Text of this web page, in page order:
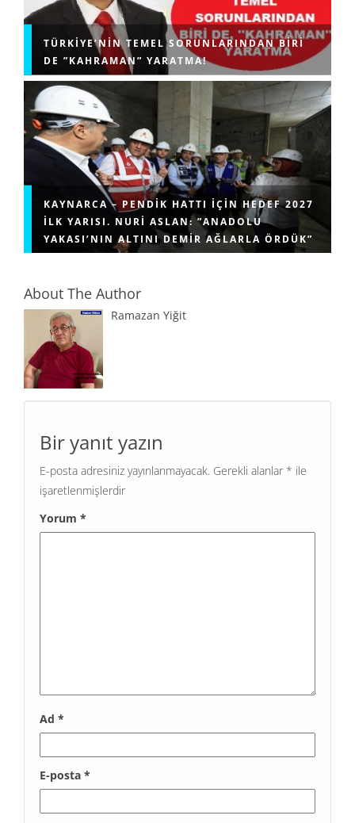
TÜRKIYE’NIN TEMEL SORUNLARINDAN BIRI
DE ”KAHRAMAN” YARATMA!
KAYNARCA – PENDIK HATTI IÇIN HEDEF 2027
ILK YARISI. NURI ASLAN: ”ANADOLU
YAKASI’NIN ALTINI DEMIR AĞLARLA ÖRDÜK”
About The Author
Ramazan Yiğit
Bir yanıt yazın
E-posta adresiniz yayınlanmayacak. Gerekli alanlar * ile
işaretlenmişlerdir
Yorum *
Ad *
E-posta *